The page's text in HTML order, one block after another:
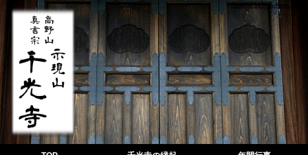
Powered by Web-News Org.